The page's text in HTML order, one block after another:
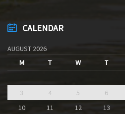
CALENDAR
AUGUST 2026
M
T W T
3
4 5 6
10
11 12 13